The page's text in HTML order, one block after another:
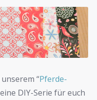
“Pferde-
DIY-Serie für euch